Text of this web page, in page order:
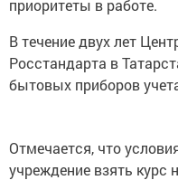
приоритеты в работе.
В течение двух лет
Росстандарта в
бытовых приборов
Отмечается, что
учреждение взять курс